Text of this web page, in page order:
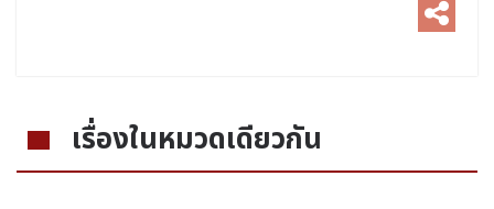
เรื่องในหมวดเดียวกัน